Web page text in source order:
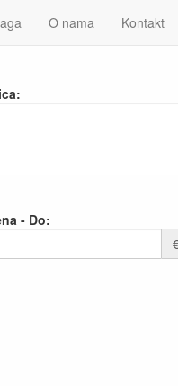
O nama Kontakt
- Do: